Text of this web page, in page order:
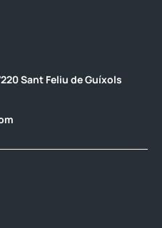
Sant Feliu de Guíxols